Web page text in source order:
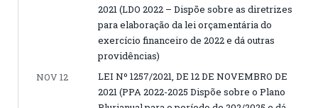
2021 (LDO 2022 – Dispõe sobre as diretrizes
para elaboração da lei orçamentária do
exercício financeiro de 2022 e dá outras
providências)
NOV 12
LEI Nº 1257/2021, DE 12 DE NOVEMBRO DE
2021 (PPA 2022-2025 Dispõe sobre o Plano